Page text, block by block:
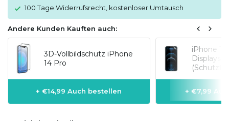
100 Tage Widerrufsrecht, kostenloser Umtausch
Andere Kunden Kauften auch:
3D-Vollbildschutz iPhone
14 Pro
+ €14,99 Auch bestellen
iPhone 14
+ €7,99